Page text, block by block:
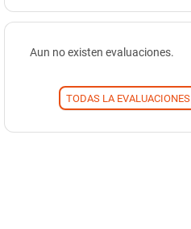
Aun no existen evaluaciones.
TODAS LA EVALUACIONES